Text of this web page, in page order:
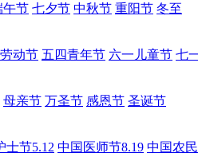
午节 七夕节 中秋节 重阳节 冬至
动节 五四青年节 六一儿童节 七
母亲节 万圣节 感恩节 圣诞节
士节5.12 中国医师节8.19 中国农